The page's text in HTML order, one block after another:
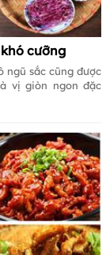
cưỡng
ngũ sắc cũng được
vị giòn ngon đặc